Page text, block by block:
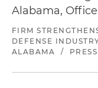
Alabama, Office
FIRM
DEFENSE
ALABAMA
/